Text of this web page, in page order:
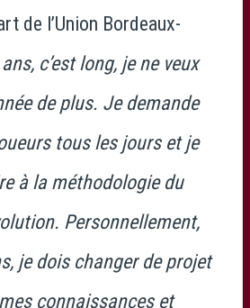
de l’Union Bordeaux-
c’est long, je ne veux
de plus. Je demande
tous les jours et je
à la méthodologie du
Personnellement,
je dois changer de projet
connaissances et